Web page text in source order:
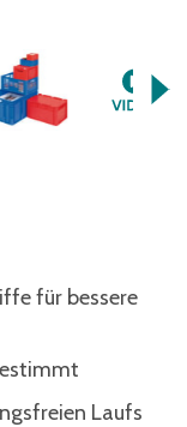
für bessere
Laufs